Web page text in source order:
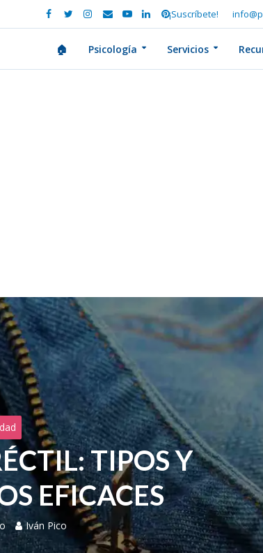
¡Suscríbete!
🏠 Psicología Servicios
TIPOS Y
EFICACES
Iván Pico